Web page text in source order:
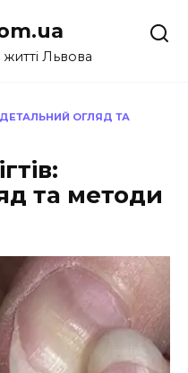
Львова
ДЕТАЛЬНИЙ ОГЛЯД ТА
та методи